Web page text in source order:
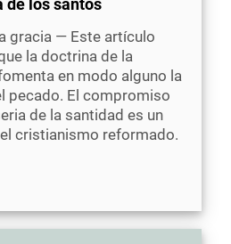
de los santos
gracia — Este artículo
la doctrina de la
en modo alguno la
pecado. El compromiso
de la santidad es un
cristianismo reformado.